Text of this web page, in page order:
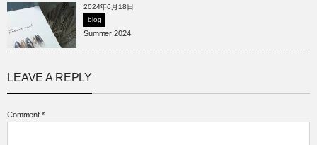
2024年6月18日
blog
Summer 2024
LEAVE A REPLY
Comment *